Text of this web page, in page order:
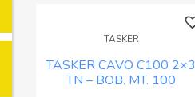
TASKER
TASKER CAVO C100 2×3
TN – BOB. MT. 100